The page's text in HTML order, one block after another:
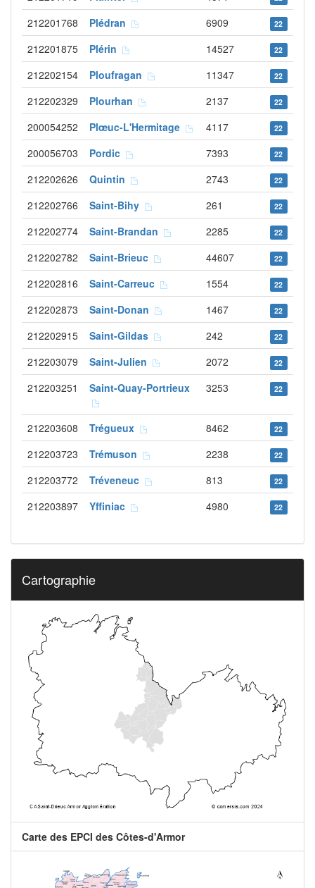
212201768 Plédran 6909 22
212201875 Plérin 14527 22
212202154 Ploufragan 11347 22
212202329 Plourhan 2137 22
200054252 Plœuc-L'Hermitage 4117 22
200056703 Pordic 7393 22
212202626 Quintin 2743 22
212202766 Saint-Bihy 261 22
212202774 Saint-Brandan 2285 22
212202782 Saint-Brieuc 44607 22
212202816 Saint-Carreuc 1554 22
212202873 Saint-Donan 1467 22
212202915 Saint-Gildas 242 22
212203079 Saint-Julien 2072 22
212203251 Saint-Quay-Portrieux 3253 22
212203608 Trégueux 8462 22
212203723 Trémuson 2238 22
212203772 Tréveneuc 813 22
212203897 Yffiniac 4980 22
Cartographie
Carte des EPCI des Côtes-d'Armor